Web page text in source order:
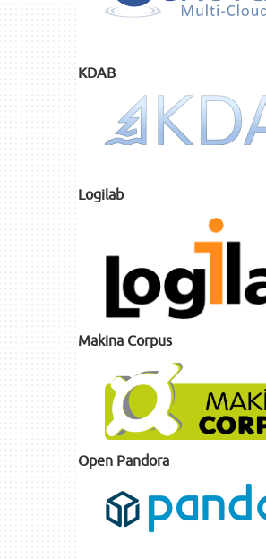
KDAB
Logilab
Makina Corpus
Open Pandora